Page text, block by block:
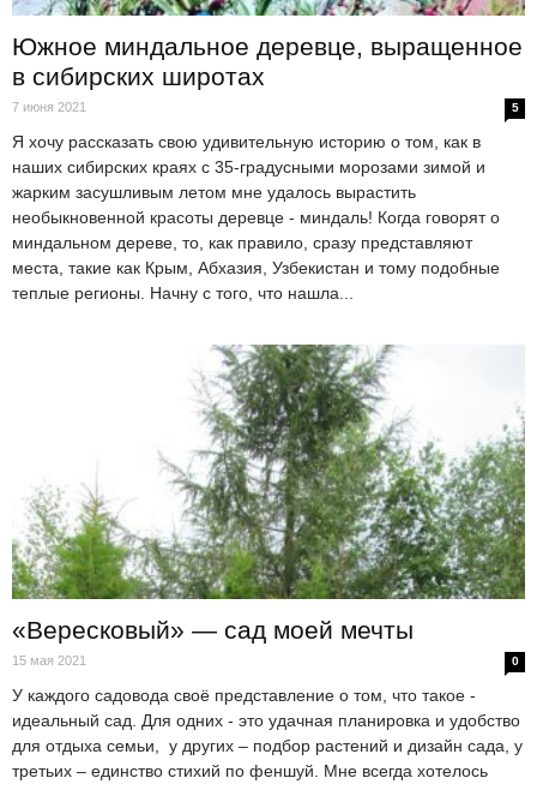
Южное миндальное деревце, выращенное
в сибирских широтах
7 июня 2021 5
Я хочу рассказать свою удивительную историю о том, как в
наших сибирских краях с 35-градусными морозами зимой и
жарким засушливым летом мне удалось вырастить
необыкновенной красоты деревце - миндаль! Когда говорят о
миндальном дереве, то, как правило, сразу представляют
места, такие как Крым, Абхазия, Узбекистан и тому подобные
теплые регионы. Начну с того, что нашла...
«Вересковый» — сад моей мечты
15 мая 2021 0
У каждого садовода своё представление о том, что такое -
идеальный сад. Для одних - это удачная планировка и удобство
для отдыха семьи, у других – подбор растений и дизайн сада, у
третьих – единство стихий по феншуй. Мне всегда хотелось